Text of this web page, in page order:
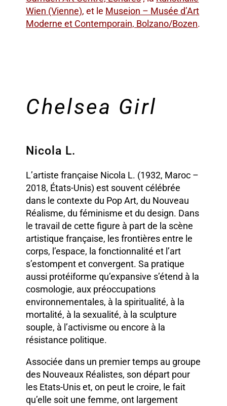
Wien (Vienne), et le Museion – Musée d’Art
Moderne et Contemporain, Bolzano/Bozen.
Chelsea Girl
Nicola L.
L’artiste française Nicola L. (1932, Maroc –
2018, États-Unis) est souvent célébrée
dans le contexte du Pop Art, du Nouveau
Réalisme, du féminisme et du design. Dans
le travail de cettefigure à part de la scène
artistique française, les frontières entre le
corps, l’espace, la fonctionnalité et l’art
s’estompent et convergent.Sa pratique
aussi protéiforme qu’expansive s’étend à la
cosmologie, aux préoccupations
environnementales, à la spiritualité, à la
mortalité, à la sexualité, à la sculpture
souple, à l’activisme ou encore à la
résistance politique.
Associée dans un premier temps au groupe
des Nouveaux Réalistes, son départ pour
les Etats-Unis et, on peut le croire, le fait
qu’elle soit une femme, ont largement